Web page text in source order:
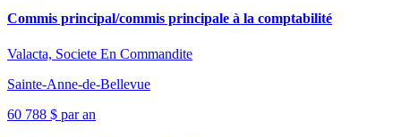
Commis principal/commis principale à la comptabilité
Valacta, Societe En Commandite
Sainte-Anne-de-Bellevue
60 788 $ par an